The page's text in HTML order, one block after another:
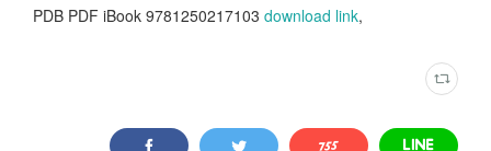
PDB PDF iBook 9781250217103 download link,